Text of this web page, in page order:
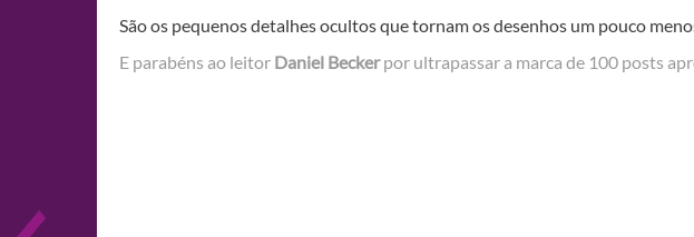
São os pequenos detalhes ocultos que tornam os desenhos um pouco
E parabéns ao leitor Daniel Beckerpor ultrapassar a marca de 100 posts